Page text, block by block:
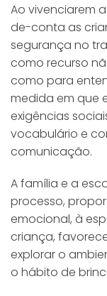
Ao vivenciarem
de-conta as
segurança no
como recurso
como para
medida em que
exigências
vocabulário e
comunicação.
A família e a
processo,
emocional, à
criança,
explorar o
o hábito de